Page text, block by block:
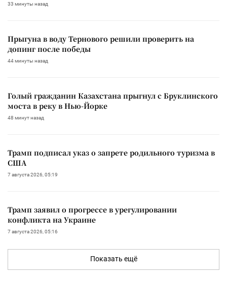
33 минуты назад
Прыгуна в воду Тернового решили проверить на
допинг после победы
44 минуты назад
Голый гражданин Казахстана прыгнул с Бруклинского
моста в реку в Нью-Йорке
48 минут назад
Трамп подписал указ о запрете родильного туризма в
США
7 августа 2026, 05:19
Трамп заявил о прогрессе в урегулировании
конфликта на Украине
7 августа 2026, 05:16
Показать ещё